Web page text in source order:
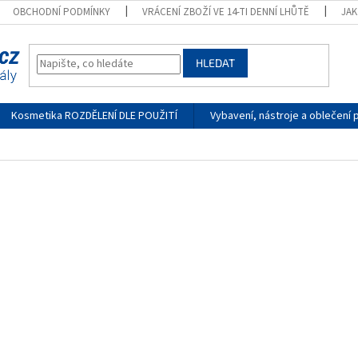
OBCHODNÍ PODMÍNKY VRÁCENÍ ZBOŽÍ VE 14-TI DENNÍ LHŮTĚ
HLEDAT
Kosmetika ROZDĚLENÍ DLE POUŽITÍ Vybavení, nástroje a oblečení